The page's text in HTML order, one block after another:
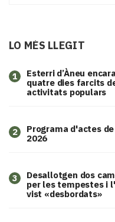
LO MÉS LLEGIT
1
Esterri d’Àneu
quatre dies farcits
activitats populars
2
Programa d'actes
2026
3
​Desallotgen dos
per les tempestes i
vist «desbordats»